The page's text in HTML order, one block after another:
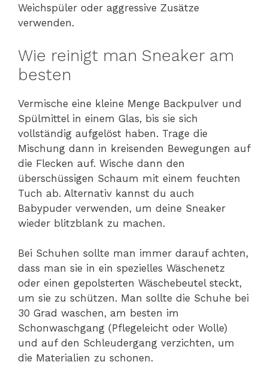
Weichspüler oder aggressive Zusätze
verwenden.
Wie reinigt man Sneaker am
besten
Vermische eine kleine Menge Backpulver und
Spülmittel in einem Glas, bis sie sich
vollständig aufgelöst haben. Trage die
Mischung dann in kreisenden Bewegungen auf
die Flecken auf. Wische dann den
überschüssigen Schaum mit einem feuchten
Tuch ab. Alternativ kannst du auch
Babypuder verwenden, um deine Sneaker
wieder blitzblank zu machen.
Bei Schuhen sollte man immer darauf achten,
dass man sie in ein spezielles Wäschenetz
oder einen gepolsterten Wäschebeutel steckt,
um sie zu schützen. Man sollte die Schuhe bei
30 Grad waschen, am besten im
Schonwaschgang (Pflegeleicht oder Wolle)
und auf den Schleudergang verzichten, um
die Materialien zu schonen.